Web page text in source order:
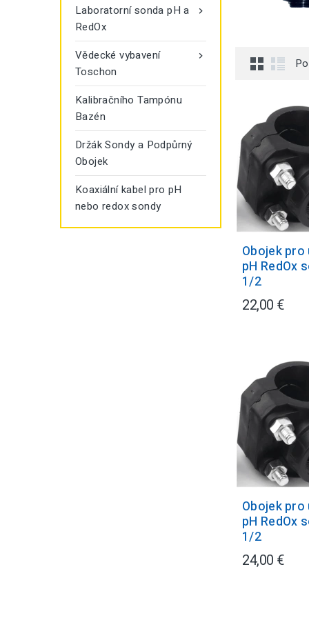

Laboratorní sonda pH a
RedOx

Vědecké vybavení
Toschon
Kalibračního Tampónu
Bazén
Držák Sondy a Podpůrný
Obojek
Koaxiální kabel pro pH
nebo redox sondy
Obojek
pH RedOx
1/2
22,00 €
Obojek
pH RedOx
1/2
24,00 €